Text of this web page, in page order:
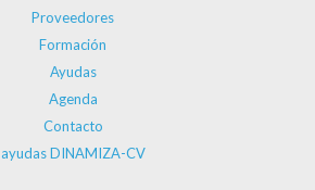
Proveedores
Formación
Ayudas
Agenda
Contacto
ayudas DINAMIZA-CV